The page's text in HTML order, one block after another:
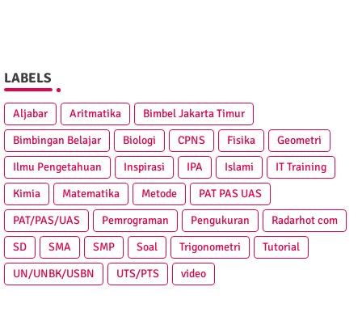
LABELS
Aljabar Aritmatika
Bimbel Jakarta Timur
Bimbingan Belajar
Biologi CPNS Fisika
Geometri
Ilmu Pengetahuan
Inspirasi IPA Islami
IT Training
Kimia
Matematika Metode
PAT PAS UAS
PAT/PAS/UAS
Pemrograman Pengukuran
Radarhot com
SD
SMA SMP Soal Trigonometri
Tutorial
UN/UNBK/USBN
UTS/PTS video